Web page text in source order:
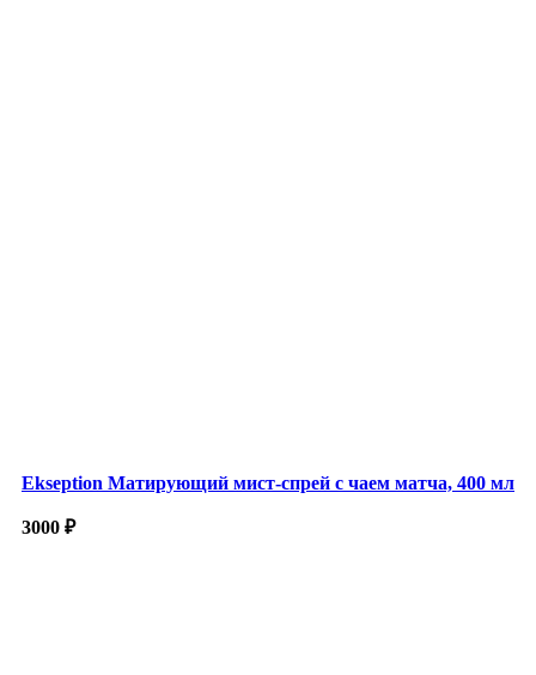
Ekseption Матирующий мист-спрей с чаем матча, 400 мл
3000 ₽